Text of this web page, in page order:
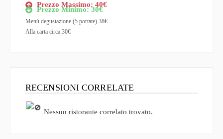
Prezzo Massimo: 40€
Prezzo Minimo: 30€
Menù degustazione (5 portate) 38€
Alla carta circa 30€
RECENSIONI CORRELATE
Nessun ristorante correlato trovato.